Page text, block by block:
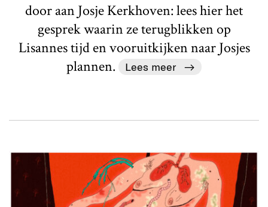
door aan Josje Kerkhoven: lees hier het
gesprek waarin ze terugblikken op
Lisannes tijd en vooruitkijken naar Josjes
plannen.
Lees meer